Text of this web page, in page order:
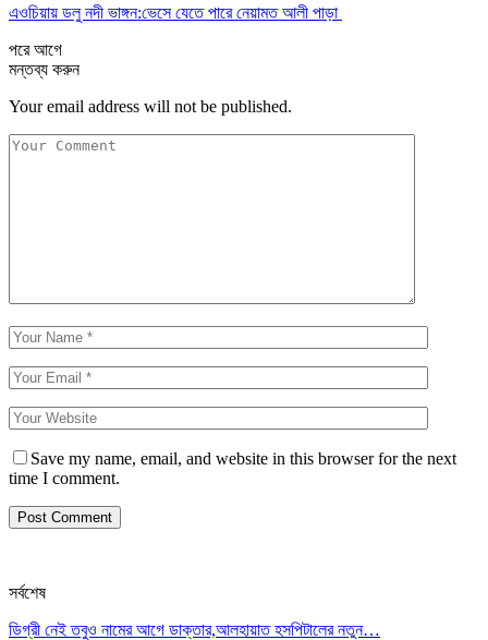
এওচিয়ায় ডলু নদী ভাঙ্গন:ভেসে যেতে পারে নেয়ামত আলী পাড়া
পরেআগে
মন্তব্য করুন
Your email address will not be published.
Save my name, email, and website in this browser for the next
time I comment.
সর্বশেষ
ডিগ্রী নেই তবুও নামের আগে ডাক্তার,আলহায়াত হসপিটালের নতুন…